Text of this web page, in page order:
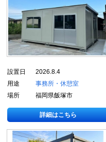
設置日
2026.8.4
用途
事務所・休憩室
場所
福岡県飯塚市
詳細はこちら